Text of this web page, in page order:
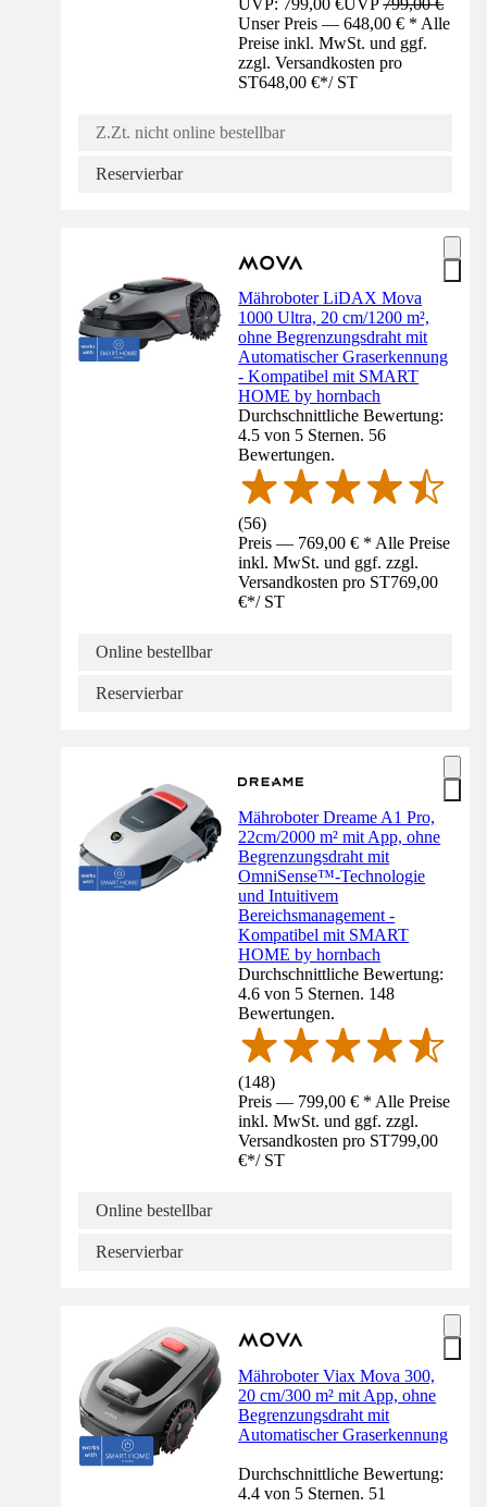
UVP: 799,00 €UVP799,00 €
Unser Preis — 648,00 € * Alle
Preise inkl. MwSt. und ggf.
zzgl. Versandkosten pro
ST648,00 €*/ ST
Z.Zt. nicht online bestellbar
Reservierbar
Mähroboter LiDAX Mova
1000 Ultra, 20 cm/1200 m²,
ohne Begrenzungsdraht mit
Automatischer Graserkennung
- Kompatibel mit SMART
HOME by hornbach
Durchschnittliche Bewertung:
4.5 von 5 Sternen. 56
Bewertungen.
(56)
Preis — 769,00 € * Alle Preise
inkl. MwSt. und ggf. zzgl.
Versandkosten pro ST769,00
€*/ ST
Online bestellbar
Reservierbar
Mähroboter Dreame A1 Pro,
22cm/2000 m² mit App, ohne
Begrenzungsdraht mit
OmniSense™-Technologie
und Intuitivem
Bereichsmanagement -
Kompatibel mit SMART
HOME by hornbach
Durchschnittliche Bewertung:
4.6 von 5 Sternen. 148
Bewertungen.
(148)
Preis — 799,00 € * Alle Preise
inkl. MwSt. und ggf. zzgl.
Versandkosten pro ST799,00
€*/ ST
Online bestellbar
Reservierbar
Mähroboter Viax Mova 300,
20 cm/300 m² mit App, ohne
Begrenzungsdraht mit
Automatischer Graserkennung
Durchschnittliche Bewertung:
4.4 von 5 Sternen. 51